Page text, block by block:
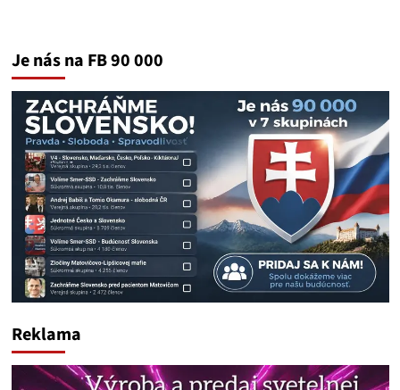
Je nás na FB 90 000
Reklama